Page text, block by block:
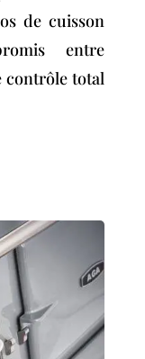
de cuisson
entre
contrôle total